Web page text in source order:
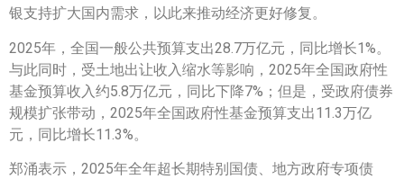
银支持扩大国内需求，以此来推动经济更好修复。
2025年，全国一般公共预算支出28.7万亿元，同比增长1%。
与此同时，受土地出让收入缩水等影响，2025年全国政府性
基金预算收入约5.8万亿元，同比下降7%；但是，受政府债券
规模扩张带动，2025年全国政府性基金预算支出11.3万亿
元，同比增长11.3%。
郑涌表示，2025年全年超长期特别国债、地方政府专项债